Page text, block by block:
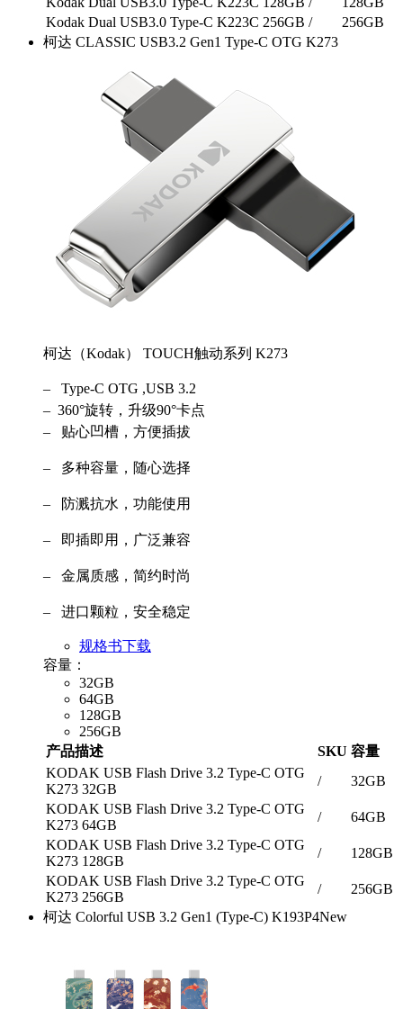
Kodak Dual USB3.0 Type-C K223C 256GB /
256GB
柯达 CLASSIC USB3.2 Gen1 Type-C OTG K273
柯达（Kodak） TOUCH触动系列 K273
– Type-C OTG ,USB 3.2
– 360°旋转，升级90°卡点
– 贴心凹槽，方便插拔
– 多种容量，随心选择
– 防溅抗水，功能使用
– 即插即用，广泛兼容
– 金属质感，简约时尚
– 进口颗粒，安全稳定
规格书下载
容量：
32GB
64GB
128GB
256GB
产品描述
SKU 容量
KODAK USB Flash Drive 3.2 Type-C OTG
K273 32GB
/
32GB
KODAK USB Flash Drive 3.2 Type-C OTG
K273 64GB
/
64GB
KODAK USB Flash Drive 3.2 Type-C OTG
K273 128GB
/
128GB
KODAK USB Flash Drive 3.2 Type-C OTG
K273 256GB
/
256GB
柯达 Colorful USB 3.2 Gen1 (Type-C) K193P4New